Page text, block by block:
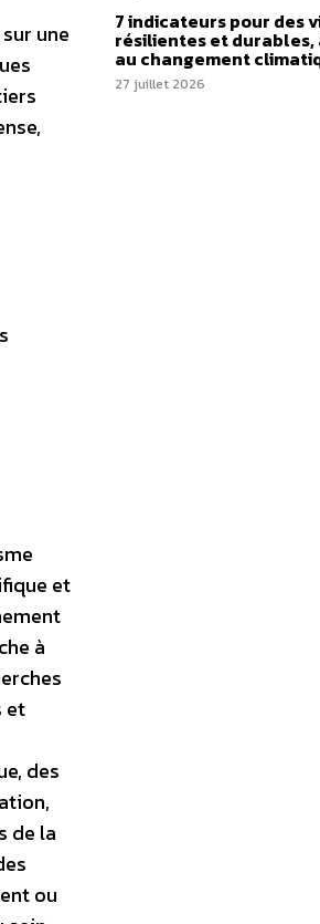
une
et
à
et
des
de la
ou
7 indicateurs pour des
résilientes et
au changement
27 juillet 2026